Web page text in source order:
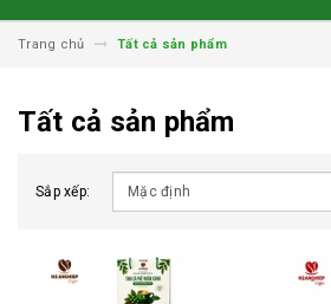
Trang chủ Tất cả sản phẩm
Tất cả sản phẩm
Sắp xếp: